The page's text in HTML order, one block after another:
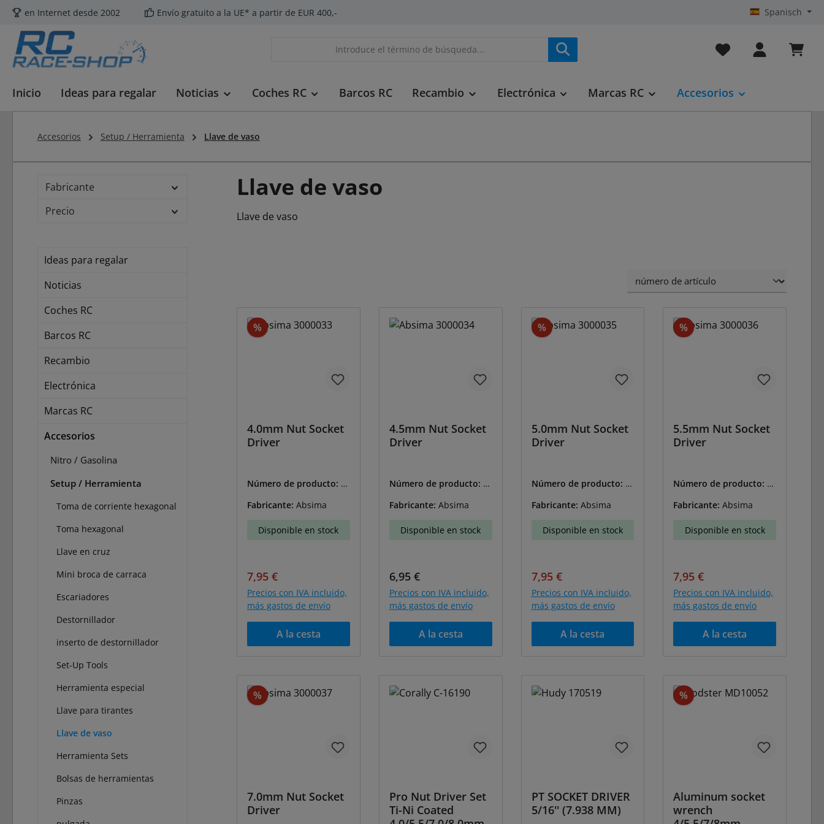
al contenido principal
Saltar a la búsqueda
Saltar a la navegación principal
en Internet desde 2002 Envío gratuito a la UE* a partir de EUR 400,- Spanisch
Tienes 0 artículos en
Inicio Ideas para regalar Noticias Coches RC Barcos RC Recambio Electrónica Marcas RC Accesorios
Accesorios Setup / Herramienta Llave de vaso
Fabricante
Precio
Ideas para regalar
Noticias
Coches RC
Barcos RC
Recambio
Electrónica
Marcas RC
Accesorios
Nitro / Gasolina
Setup / Herramienta
Toma de corriente hexagonal
Toma hexagonal
Llave en cruz
Mini broca de carraca
Escariadores
Destornillador
inserto de destornillador
Set-Up Tools
Herramienta especial
Llave para tirantes
Llave de vaso
Herramienta Sets
Bolsas de herramientas
Pinzas
Llave de vaso
Llave de vaso
% Descuento
4.0mm Nut Socket
Driver
Número de producto: A
Fabricante: Absima
Disponible en stock
Precio de venta:
7,95 €
Precios con IVA incluido,
más gastos de envío
A la cesta
4.5mm Nut Socket
Driver
Número de producto: A
Fabricante: Absima
Disponible en stock
Precio normal:
6,95 €
Precios con IVA incluido,
más gastos de envío
A la cesta
%Descuento
5.0mm Nut Socket
Driver
Número de producto: A
Fabricante: Absima
Disponible en stock
Precio de venta:
7,95 €
Precios con IVA incluido,
más gastos de envío
A la cesta
% Descuento
5.5mm Nut Socket
Driver
Número de producto: A
Fabricante:Absima
Disponible en stock
Precio de venta:
7,95 €
Precios con IVA incluido,
más gastos de envío
A la cesta
% Descuento
7.0mm Nut Socket
Driver
Pro Nut Driver Set
Ti-Ni Coated
PT SOCKET DRIVER
5/16'' (7.938 MM)
% Descuento
Aluminum socket
wrench